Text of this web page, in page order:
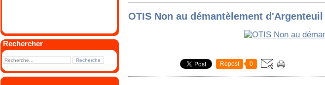
Rechercher
OTIS Non au démantèlement d'Argenteuil
Repost 0